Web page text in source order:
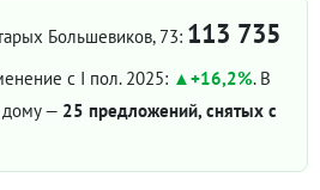
Большевиков, 73: 113 735
с I пол. 2025: +16,2%. В
дому — 25 предложений, снятых с